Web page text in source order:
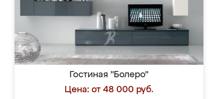
Гостиная "Болеро"
Цена: от 48 000 руб.